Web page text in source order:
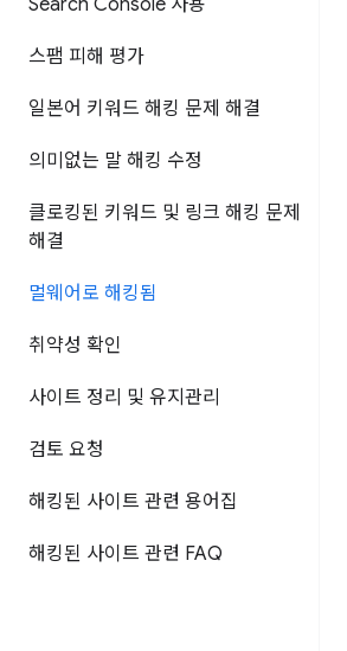
Search Console 사용
스팸 피해 평가
일본어 키워드 해킹 문제 해결
의미없는 말 해킹 수정
클로킹된 키워드 및 링크 해킹 문제
해결
멀웨어로 해킹됨
취약성 확인
사이트 정리 및 유지관리
검토 요청
해킹된 사이트 관련 용어집
해킹된 사이트 관련 FAQ